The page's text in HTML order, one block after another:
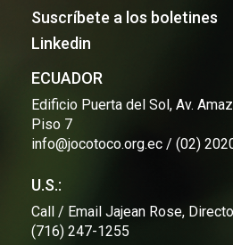
Suscríbete a los boletines
Linkedin
ECUADOR
Edificio Puerta del Sol, Av.
Piso 7
info@jocotoco.org.ec / (02)
U.S.:
Call / Email Jajean Rose,
(716) 247-1255